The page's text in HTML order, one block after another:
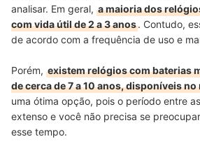
analisar. Em geral, a maioria dos
com vida útil de 2 a 3 anos. Contudo,
de acordo com a frequência de uso e
Porém, existem relógios com baterias
de cerca de 7 a 10 anos, disponíveis
uma ótima opção, pois o período entre
extenso e você não precisa se
esse tempo.